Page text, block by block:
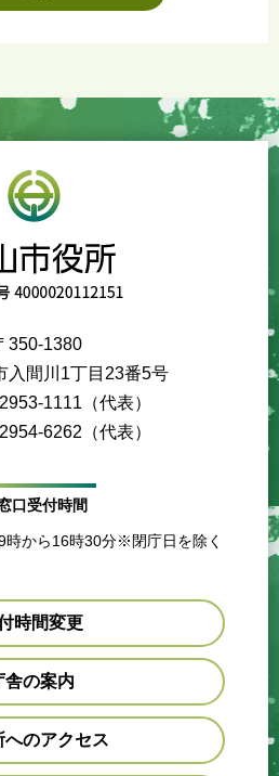
350-1380
入間川1丁目23番5号
1111（代表）
6262（代表）
口受付時間
時から16時30分※閉庁日を除く
時間変更
舎の案内
へのアクセス